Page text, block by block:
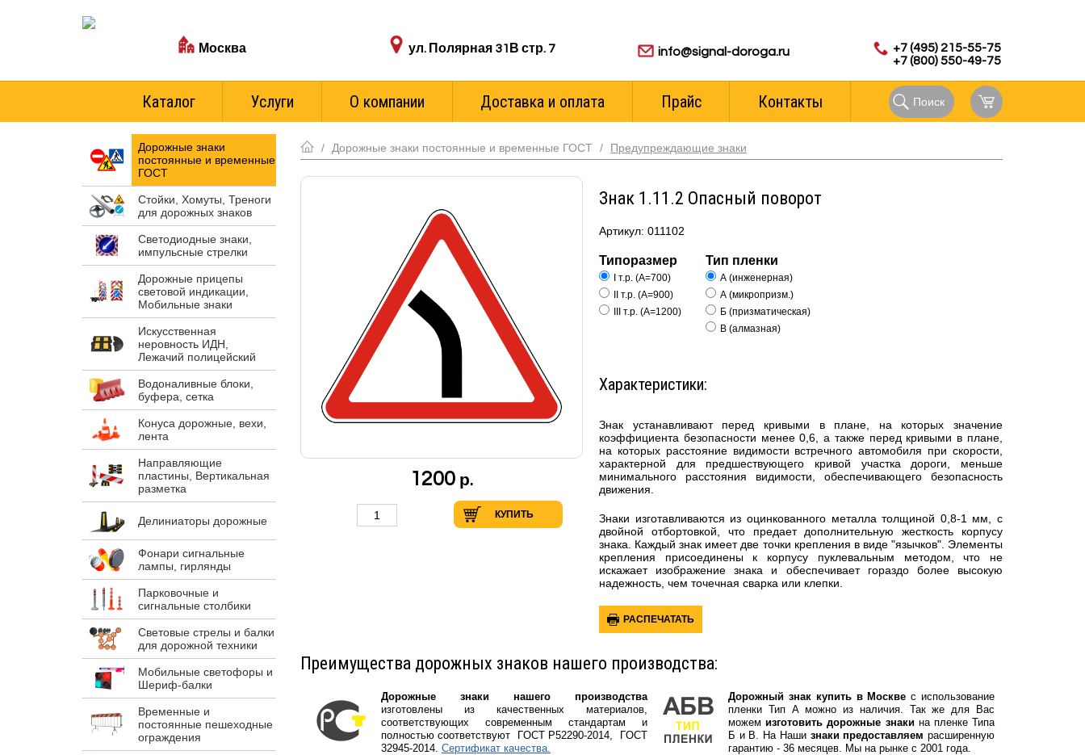
Москва
ул. Полярная 31В стр. 7
info@signal-doroga.ru
+7 (495) 215-55-75
+7 (800) 550-49-75
Каталог Услуги О компании Доставка и оплата Прайс Контакты Поиск
/ Дорожные знаки постоянные и временные ГОСТ / Предупреждающие знаки
Знак 1.11.2 Опасный поворот
Артикул: 011102
Типоразмер
I т.р. (А=700)
II т.р. (А=900)
III т.р. (А=1200)
Тип пленки
А (инженерная)
А (микропризм.)
Б (призматическая)
В (алмазная)
Характеристики:
Знак устанавливают перед кривыми в плане, на которых значение
коэффициента безопасности менее 0,6, а также перед кривыми в плане,
на которых расстояние видимости встречного автомобиля при скорости,
характерной для предшествующего кривой участка дороги, меньше
минимального расстояния видимости, обеспечивающего безопасность
движения.
Знаки изготавливаются из оцинкованного металла толщиной 0,8-1 мм, с
двойной отбортовкой, что предает дополнительную жесткость корпусу
знака. Каждый знак имеет две точки крепления в виде "язычков". Элементы
крепления присоединены к корпусу пуклевальным методом, что не
искажает изображение знака и обеспечивает гораздо более высокую
надежность, чем точечная сварка или клепки.
РАСПЕЧАТАТЬ
1200 р.
КУПИТЬ
Преимущества дорожных знаков нашего производства:
Дорожные знаки нашего производства
изготовлены из качественных материалов,
соответствующих современным стандартам и
полностью соответствуют
ГOCT P52290-2014, ГOCT
32945-2014. Сертификат качества.
Дорожный знак купить в Москве с использование
пленки Тип А можно из наличия. Так же для Вас
можемизготовить дорожные знакина пленке Типа
Б и В. На Наши знаки предоставляем расширенную
гарантию - 36 месяцев. Мы на рынке с 2001 года.
Дорожные знаки
постоянные и временные
ГОСТ
Стойки, Хомуты, Треноги
для дорожных знаков
Светодиодные знаки,
импульсные стрелки
Дорожные прицепы
световой индикации,
Мобильные знаки
Искусственная
неровность ИДН,
Лежачий полицейский
Водоналивные блоки,
буфера, сетка
Конуса дорожные, вехи,
лента
Направляющие
пластины, Вертикальная
разметка
Делиниаторы дорожные
Фонари сигнальные
лампы, гирлянды
Парковочные и
сигнальные столбики
Световые стрелы и балки
для дорожной техники
Мобильные светофоры и
Шериф-балки
Временные и
постоянные пешеходные
ограждения